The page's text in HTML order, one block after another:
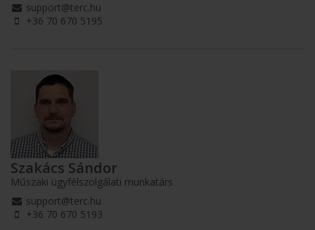
support@terc.hu
+36 70 670 5195
Szakács Sándor
Műszaki ügyfélszolgálati munkatárs
support@terc.hu
+36 70 670 5193